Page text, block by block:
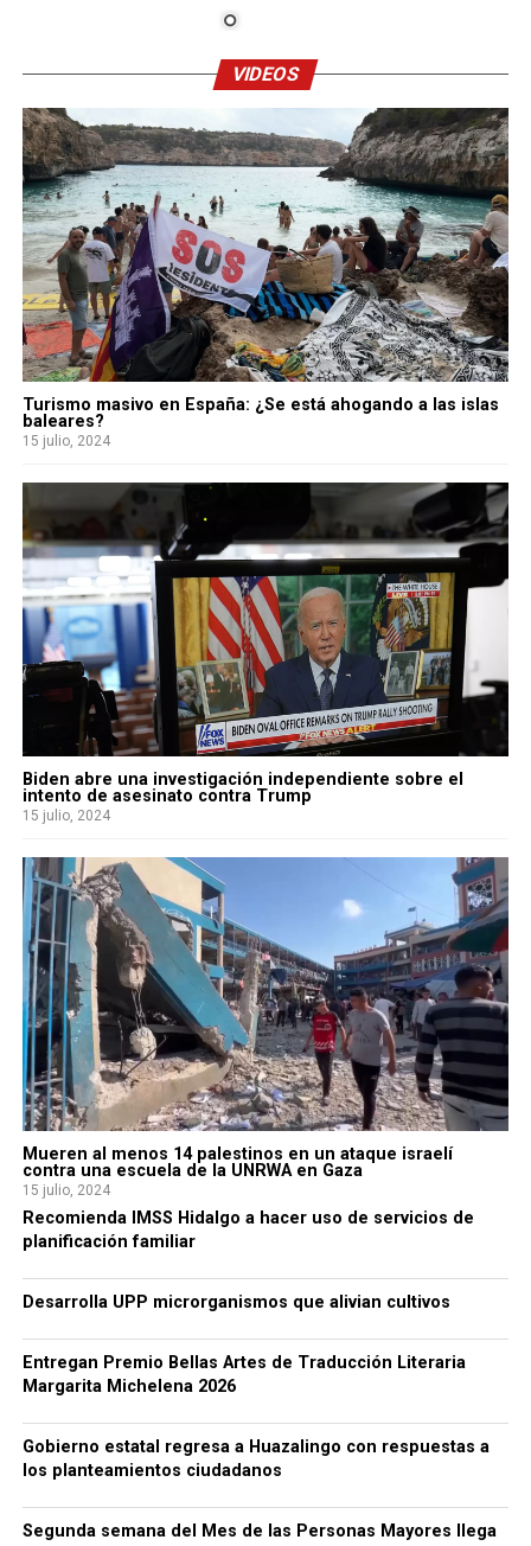
VIDEOS
Turismo masivo en España: ¿Se está ahogando a las islas
baleares?
15 julio, 2024
Biden abre una investigación independiente sobre el
intento de asesinato contra Trump
15 julio, 2024
Mueren al menos 14 palestinos en un ataque israelí
contra una escuela de la UNRWA en Gaza
15 julio, 2024
Recomienda IMSS Hidalgo a hacer uso de servicios de
planificación familiar
Desarrolla UPP microrganismos que alivian cultivos
Entregan Premio Bellas Artes de Traducción Literaria
Margarita Michelena 2026
Gobierno estatal regresa a Huazalingo con respuestas a
los planteamientos ciudadanos
Segunda semana del Mes de las Personas Mayores llega